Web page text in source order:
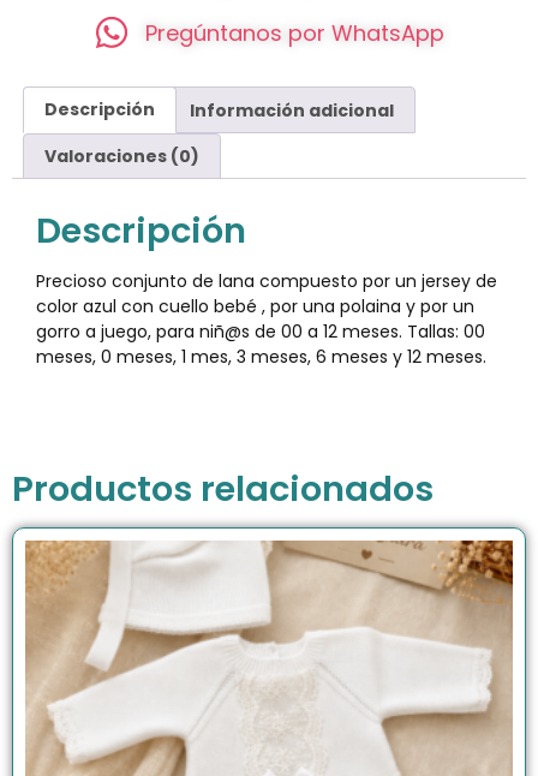
Pregúntanos por WhatsApp
Descripción
Información adicional
Valoraciones (0)
Descripción
Precioso conjunto de lana compuesto por un jersey de
color azul con cuello bebé , por una polaina y por un
gorro a juego, para niñ@s de 00 a 12 meses. Tallas: 00
meses, 0 meses, 1 mes, 3 meses, 6 meses y 12 meses.
Productos relacionados